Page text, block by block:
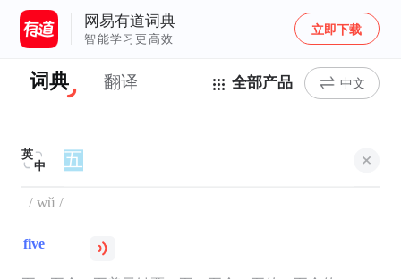
网易有道词典
智能学习更高效
立即下载
词典 翻译 全部产品 中文
英
中
/ wǔ /
five